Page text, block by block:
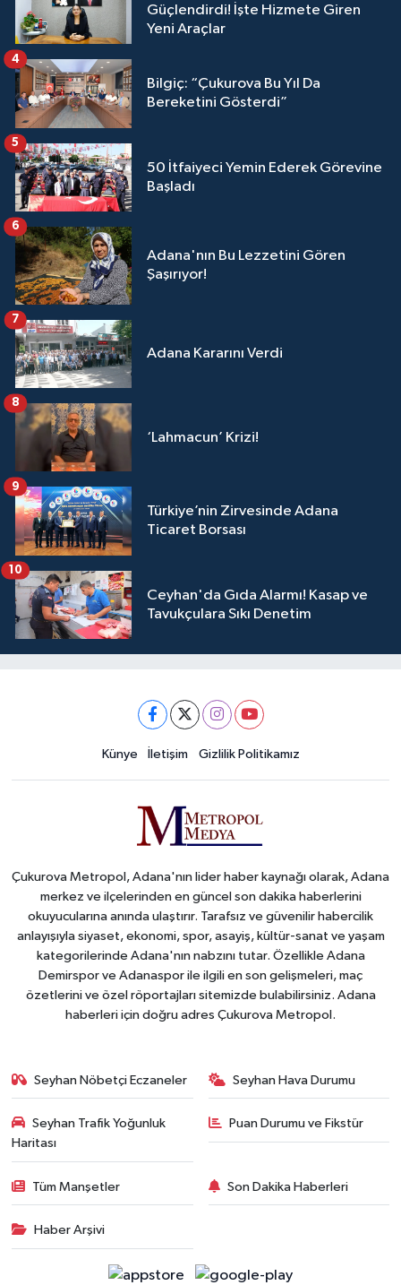
Güçlendirdi! İşte Hizmete Giren
Yeni Araçlar
Bilgiç: “Çukurova Bu Yıl Da
Bereketini Gösterdi”
4
50 İtfaiyeci Yemin Ederek Görevine
Başladı
5
Adana'nın Bu Lezzetini Gören
Şaşırıyor!
6
Adana Kararını Verdi
7
‘Lahmacun’ Krizi!
8
Türkiye’nin Zirvesinde Adana
Ticaret Borsası
9
Ceyhan'da Gıda Alarmı! Kasap ve
Tavukçulara Sıkı Denetim
10
Künye İletişim Gizlilik Politikamız
Çukurova Metropol, Adana'nın lider haber kaynağı olarak, Adana
merkez ve ilçelerinden en güncel son dakika haberlerini
okuyucularına anında ulaştırır. Tarafsız ve güvenilir habercilik
anlayışıyla siyaset, ekonomi, spor, asayiş, kültür-sanat ve yaşam
kategorilerinde Adana'nın nabzını tutar. Özellikle Adana
Demirspor ve Adanaspor ile ilgili en son gelişmeleri, maç
özetlerini ve özel röportajları sitemizde bulabilirsiniz. Adana
haberleri için doğru adres Çukurova Metropol.
Seyhan Nöbetçi Eczaneler Seyhan Hava Durumu
Seyhan Trafik Yoğunluk
Haritası
Puan Durumu ve Fikstür
Tüm Manşetler Son Dakika Haberleri
Haber Arşivi